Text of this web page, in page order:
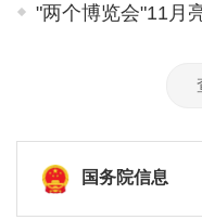
"两个博览会"11月
国务院信息